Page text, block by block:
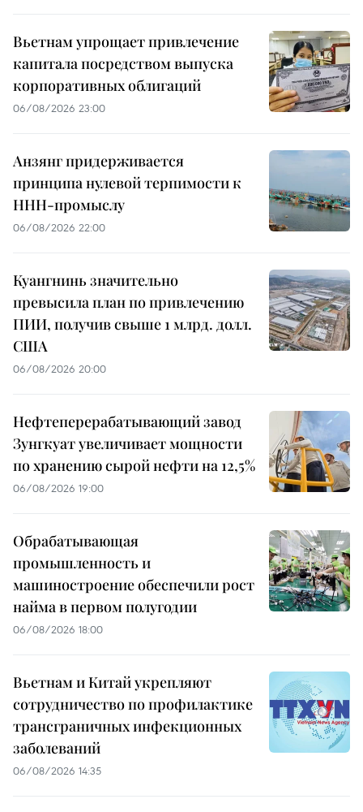
Вьетнам упрощает привлечение
капитала посредством выпуска
корпоративных облигаций
06/08/2026 23:00
Анзянг придерживается
принципа нулевой терпимости к
ННН-промыслу
06/08/2026 22:00
Куангнинь значительно
превысила план по привлечению
ПИИ, получив свыше 1 млрд. долл.
США
06/08/2026 20:00
Нефтеперерабатывающий завод
Зунгкуат увеличивает мощности
по хранению сырой нефти на 12,5%
06/08/2026 19:00
Обрабатывающая
промышленность и
машиностроение обеспечили рост
найма в первом полугодии
06/08/2026 18:00
Вьетнам и Китай укрепляют
сотрудничество по профилактике
трансграничных инфекционных
заболеваний
06/08/2026 14:35